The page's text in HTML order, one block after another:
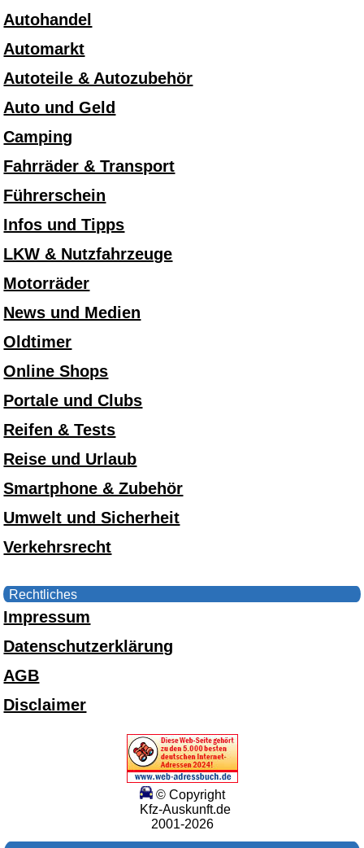
Autohandel
Automarkt
Autoteile & Autozubehör
Auto und Geld
Camping
Fahrräder & Transport
Führerschein
Infos und Tipps
LKW & Nutzfahrzeuge
Motorräder
News und Medien
Oldtimer
Online Shops
Portale und Clubs
Reifen & Tests
Reise und Urlaub
Smartphone & Zubehör
Umwelt und Sicherheit
Verkehrsrecht
Rechtliches
Impressum
Datenschutzerklärung
AGB
Disclaimer
© Copyright
Kfz-Auskunft.de
2001-2026